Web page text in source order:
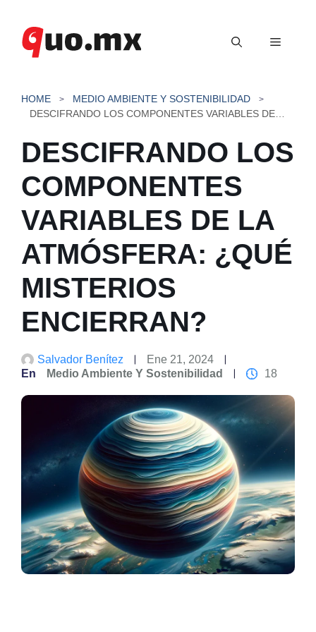
contenido
Menú
HOME
MEDIO AMBIENTE Y SOSTENIBILIDAD
DESCIFRANDO LOS
COMPONENTES
VARIABLES DE LA
ATMÓSFERA: ¿QUÉ
MISTERIOS
ENCIERRAN?
Salvador Benítez
Ene 21, 2024
En
Medio Ambiente Y Sostenibilidad 18